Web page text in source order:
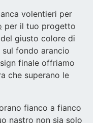
volentieri per
per il tuo progetto
giusto colore di
fondo arancio
finale offriamo
che superano le
fianco a fianco
nastro non sia solo